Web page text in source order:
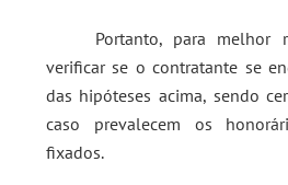
Portanto, para melhor
verificar se o contratante se
das hipóteses acima, sendo
caso prevalecem os
fixados.